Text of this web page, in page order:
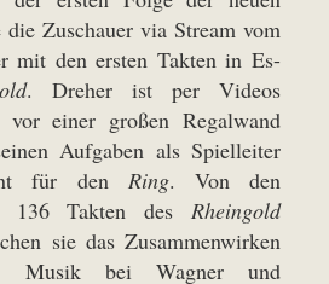
Zuschauer via Stream vom
mit den ersten Takten in Es-
. Dreher ist per Videos
vor einer großen Regalwand
Aufgaben als Spielleiter
für den Ring. Von den
136 Takten des Rheingold
sie das Zusammenwirken
Musik bei Wagner und